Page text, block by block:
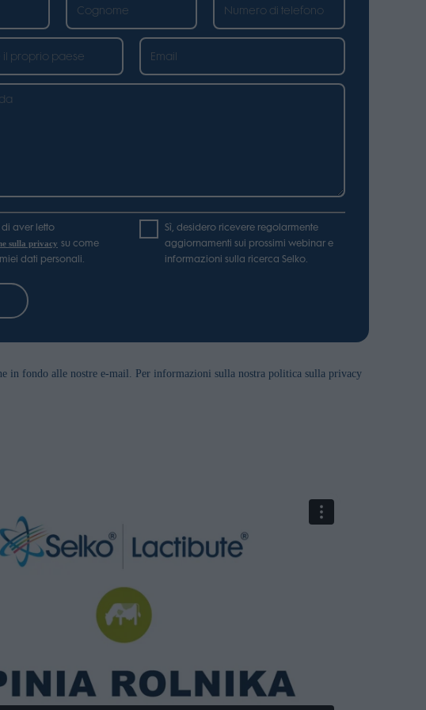
for
aver letto
sulla privacy su come
dati personali.
Sì, desidero ricevere regolarmente
aggiornamenti sui prossimi webinar e
informazioni sulla ricerca Selko.
fondo alle nostre e-mail. Per informazioni sulla nostra politica sulla privacy